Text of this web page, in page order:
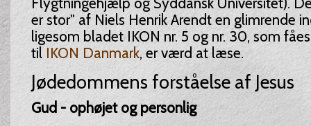
er stor" af Niels Henrik Arendt en glimrende
ligesom bladet IKON nr. 5 og nr. 30, som
til IKON Danmark, er værd at læse.
Jødedommens forståelse af Jesus
Gud - ophøjet og personlig